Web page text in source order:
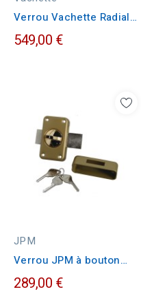
Verrou Vachette Radialis
V136 à Double Entrée
549,00 €
JPM
Verrou JPM à bouton
VEGA cylindre de 45mm
289,00 €